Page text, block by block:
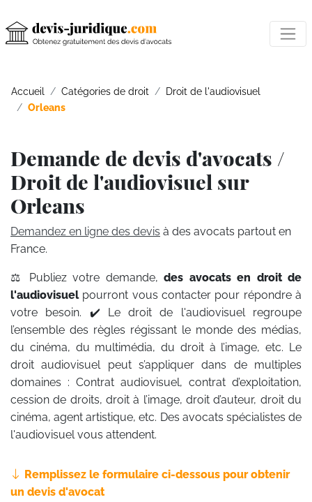
Accueil Catégories de droit
Droit de l'audiovisuel
Orleans
Demande de devis d'avocats /
Droit de l'audiovisuel sur
Orleans
Demandez en ligne des devis à des avocats partout en
France.
⚖️ Publiez votre demande,des avocats en droit de
l'audiovisuelpourront vous contacter pour répondre à
votre besoin. ✔️ Le droit de l'audiovisuel regroupe
l’ensemble des règles régissant le monde des médias,
du cinéma, du multimédia, du droit à l’image, etc. Le
droit audiovisuel peut s’appliquer dans de multiples
domaines : Contrat audiovisuel, contrat d’exploitation,
cession de droits, droit à l’image, droit d’auteur, droit du
cinéma, agent artistique, etc. Des avocats spécialistes de
l'audiovisuel vous attendent.
Remplissez le formulaire ci-dessous pour obtenir
un devis d'avocat